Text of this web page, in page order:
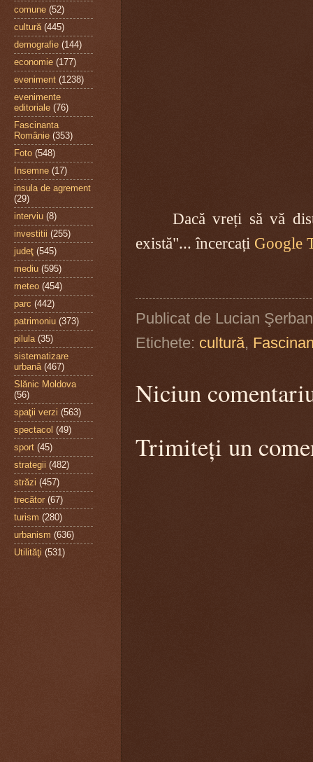
Dacă vreți să vă
există"... încercați Google
Publicat de Lucian Şerban
Etichete: cultură,
Niciun
Trimiteți un
comune (52)
cultură (445)
demografie (144)
economie (177)
eveniment (1238)
evenimente
editoriale (76)
Fascinanta
Românie (353)
Foto (548)
Insemne (17)
insula de agrement
(29)
interviu (8)
investitii (255)
judeţ (545)
mediu (595)
meteo (454)
parc (442)
patrimoniu (373)
pilula (35)
sistematizare
urbană (467)
Slănic Moldova
(56)
spaţii verzi (563)
spectacol (49)
sport (45)
strategii (482)
străzi (457)
trecător (67)
turism (280)
urbanism (636)
Utilităţi (531)